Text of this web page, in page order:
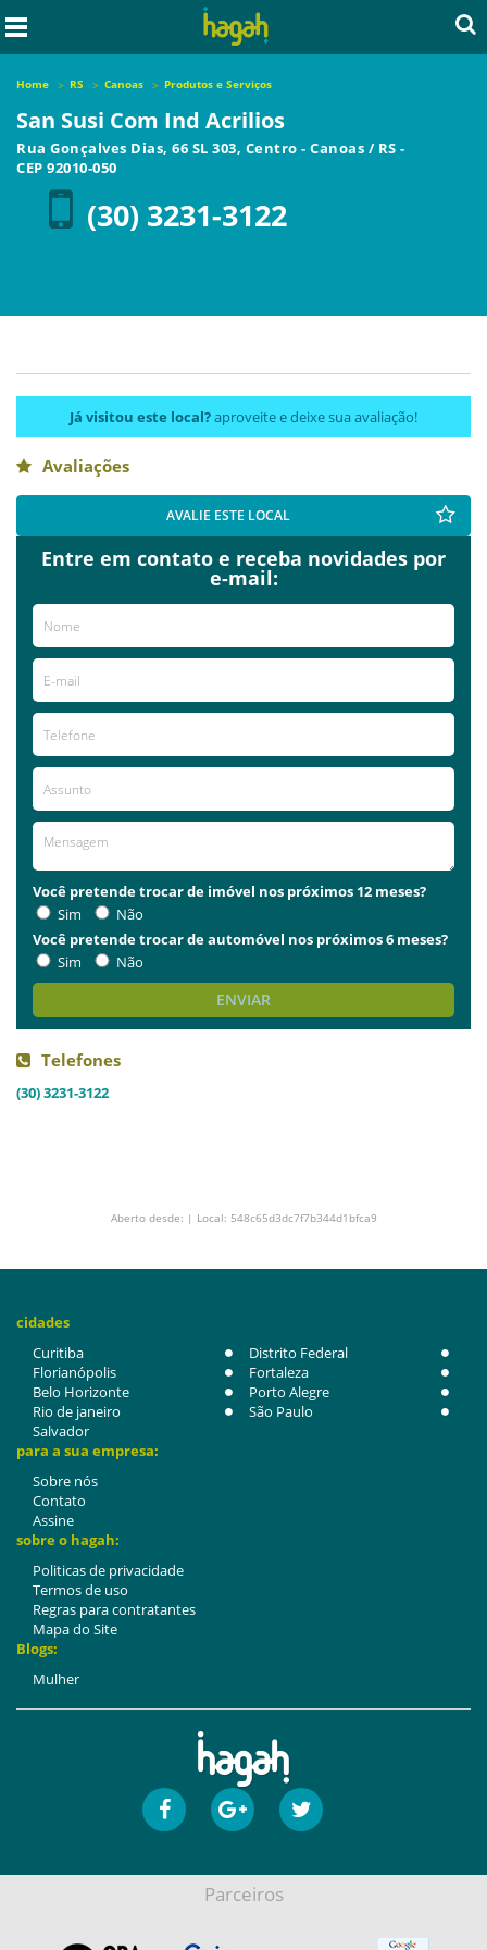
Home RS Canoas Produtos e Serviços
San Susi Com Ind Acrilios
Rua Gonçalves Dias, 66 SL 303, Centro - Canoas / RS -
CEP 92010-050
(30) 3231-3122
Já visitou este local?aproveite e deixe sua avaliação!
Avaliações
AVALIE ESTE LOCAL
Entre em contato e receba novidades por
e-mail:
Você pretende trocar de imóvel nos próximos 12 meses?
Sim
Não
Você pretende trocar de automóvel nos próximos 6 meses?
Sim
Não
ENVIAR
Telefones
(30) 3231-3122
Aberto desde: | Local: 548c65d3dc7f7b344d1bfca9
cidades
Curitiba
Distrito Federal
Florianópolis
Fortaleza
Belo Horizonte
Porto Alegre
Rio de janeiro
São Paulo
Salvador
para a sua empresa:
Sobre nós
Contato
Assine
sobre o hagah:
Politicas de privacidade
Termos de uso
Regras para contratantes
Mapa do Site
Blogs:
Mulher
Parceiros